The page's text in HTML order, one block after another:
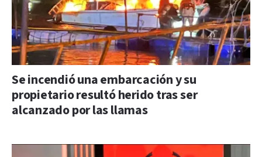
Se incendió una embarcación y su
propietario resultó herido tras ser
alcanzado por las llamas